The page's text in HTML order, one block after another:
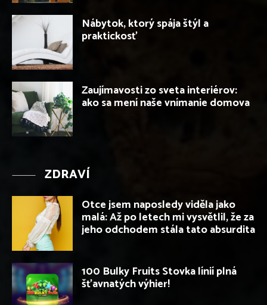
Nábytok, ktorý spája štýl a
praktickosť
Zaujímavosti zo sveta interiérov:
ako sa mení naše vnímanie domova
ZDRAVÍ
Otce jsem naposledy viděla jako
malá: Až po letech mi vysvětlil, že za
jeho odchodem stála tato absurdita
100 Bulky Fruits Stovka línií plná
šťavnatých výhier!